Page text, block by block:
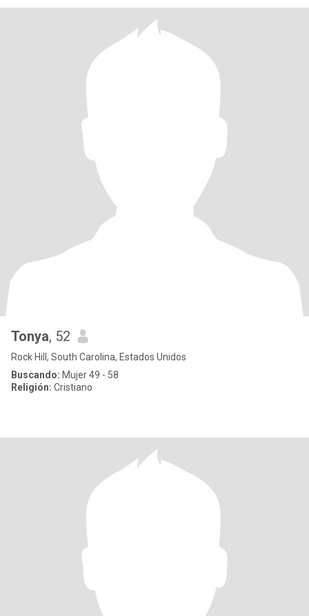
Tonya, 52
Rock Hill, South Carolina, Estados Unidos
Buscando: Mujer 49 - 58
Religión: Cristiano